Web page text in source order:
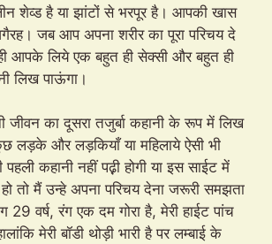
शेव्ड है या झांटों से भरपूर है। आपकी खास
जब आप अपना शरीर का पूरा परिचय दे
आपके लिये एक बहुत ही सेक्सी और बहुत ही
लिख पाऊंगा।
जीवन का दूसरा तजुर्बा कहानी के रूप में लिख
लड़के और लड़कियाँ या महिलाये ऐसी भी
पहली कहानी नहीं पढ़़ी होगी या इस साईट में
तो मैं उन्हे अपना परिचय देना जरूरी समझता
वर्ष, रंग एक दम गोरा है, मेरी हाईट पांच
मेरी बॉडी थोड़ी भारी है पर लम्बाई के